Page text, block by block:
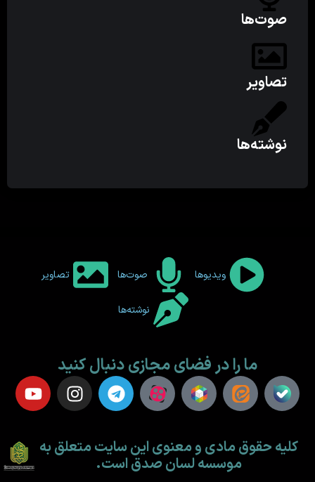
صوت‌ها
تصاویر
نوشته‌ها
ویدیوها صوت‌ها تصاویر
نوشته‌ها
ما را در فضای مجازی دنبال کنید
کلیه حقوق مادی و معنوی این سایت متعلق به
موسسه لسان صدق است.